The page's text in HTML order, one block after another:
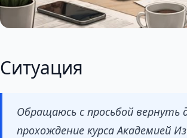
Ситуация
Обращаюсь с просьбой
прохождение курса Академией